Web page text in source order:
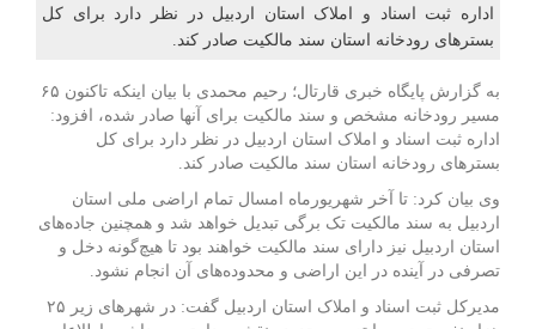
اداره ثبت اسناد و املاک استان اردبیل در نظر دارد برای کل
بسترهای رودخانه استان سند مالکیت صادر کند.
به گزارش پایگاه خبری قارتال؛ رحیم محمدی با بیان اینکه تاکنون ۶۵
مسیر رودخانه مشخص و سند مالکیت برای آنها صادر شده، افزود:
اداره ثبت اسناد و املاک استان اردبیل در نظر دارد برای کل
بسترهای رودخانه استان سند مالکیت صادر کند.
وی بیان کرد: تا آخر شهریورماه امسال تمام اراضی ملی استان
اردبیل به سند مالکیت تک برگی تبدیل خواهد شد و همچنین جاده‌های
استان اردبیل نیز دارای سند مالکیت خواهند بود تا هیچ‌گونه دخل و
تصرفی در آینده در این اراضی و محدوده‌های آن انجام نشود.
مدیرکل ثبت اسناد و املاک استان اردبیل گفت: در شهرهای زیر ۲۵